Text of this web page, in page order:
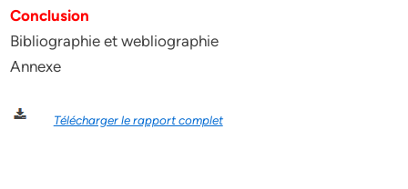
Conclusion
Bibliographie et webliographie
Annexe
Télécharger le rapport complet